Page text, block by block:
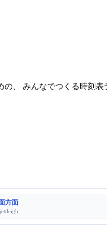
、 みんなでつくる時刻表
方面
jettleigh